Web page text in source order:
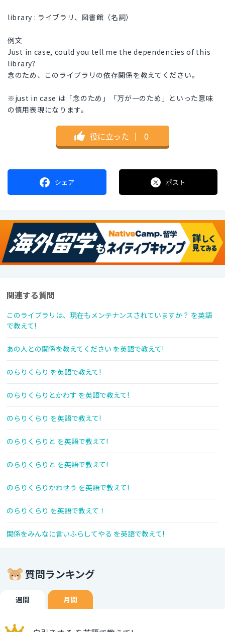
library : ライブラリ、図書館（名詞）
例文
Just in case, could you tell me the dependencies of this
library?
念のため、このライブラリの依存関係を教えてください。
※just in case は「念のため」「万が一のため」といった意味
の慣用表現になります。
役に立った ｜ 0
シェア ポスト
関連する質問
このライブラリは、現在もメンテナンスされていますか？ を英語
で教えて!
あの人との関係を教えてください を英語で教えて!
のらりくらり を英語で教えて!
のらりくらりとかわす を英語で教えて!
のらりくらり を英語で教えて!
のらりくらりと を英語で教えて!
のらりくらりと を英語で教えて!
のらりくらりかわせう を英語で教えて!
のらりくらり を英語で教えて！
関係をみんなに言いふらしてやる を英語で教えて!
質問ランキング
週間 月間